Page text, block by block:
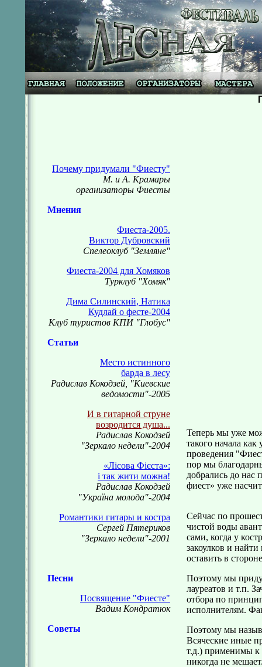
Почему придумали "Фиесту"
М. и А. Крамары
организаторы Фиесты
Мнения
Фиеста-2005.
Виктор Дубровский
Спелеоклуб "Земляне"
Фиеста-2004 для Хомяков
Турклуб "Хомяк"
Дима Силинский, Натика
Кудлай о фесте-2004
Клуб туристов КПИ "Глобус"
Статьи
Место истинного
барда в лесу
Радислав Кокодзей, "Киевские
ведомости"-2005
И в гитарной струне
возродится душа...
Радислав Кокодзей
"Зеркало недели"-2004
«Лісова Фієста»:
і так жити можна!
Радислав Кокодзей
"Україна молода"-2004
Романтики гитары и костра
Сергей Пятериков
"Зеркало недели"-2001
Песни
Посвящение "Фиесте"
Вадим Кондратюк
Советы
Теперь мы уже
такого начала
проведения
пор мы
добрались до
фиест» уже
Сейчас по
чистой воды
сами, когда у
закоулков и
оставить в
Поэтому мы
лауреатов и т.п.
отбора по
исполнителям.
Поэтому мы
Всяческие иные
т.д.) применимы к
никогда не